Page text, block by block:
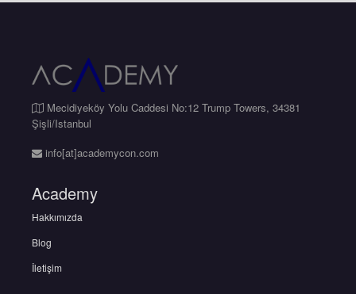
Mecidiyeköy Yolu Caddesi No:12 Trump Towers, 34381
Şişli/Istanbul
info[at]academycon.com
Academy
Hakkımızda
Blog
İletişim